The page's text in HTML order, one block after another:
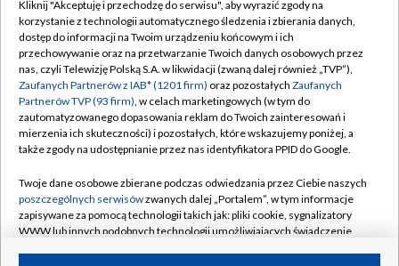
TVP
Abonament TVP
Emisja w TVP
Centrum informacji TVP
Naziemna Telewizja Cyfrowa
Rada Programowa
System NOS
Informacje o nadawcy
Regulamin TVP
Polityka prywatności
Moje zgody
Pomoc
Kontakt
Kanały
Kliknij "Akceptuję i przechodzę do serwisu", aby wyrazić zgody na
korzystanie z technologii automatycznego śledzenia i zbierania danych,
dostęp do informacji na Twoim urządzeniu końcowym i ich
przechowywanie oraz na przetwarzanie Twoich danych osobowych przez
nas, czyli Telewizję Polską S.A. w likwidacji (zwaną dalej również „TVP”),
Zaufanych Partnerów z IAB* (1201 firm) oraz pozostałych Zaufanych
Partnerów TVP (93 firm), w celach marketingowych (w tym do
zautomatyzowanego dopasowania reklam do Twoich zainteresowań i
mierzenia ich skuteczności) i pozostałych, które wskazujemy poniżej, a
także zgody na udostępnianie przez nas identyfikatora PPID do Google.
Twoje dane osobowe zbierane podczas odwiedzania przez Ciebie naszych
poszczególnych serwisówzwanych dalej „Portalem”, w tym informacje
zapisywane za pomocą technologii takich jak: pliki cookie, sygnalizatory
WWW lub innych podobnych technologii umożliwiających świadczenie